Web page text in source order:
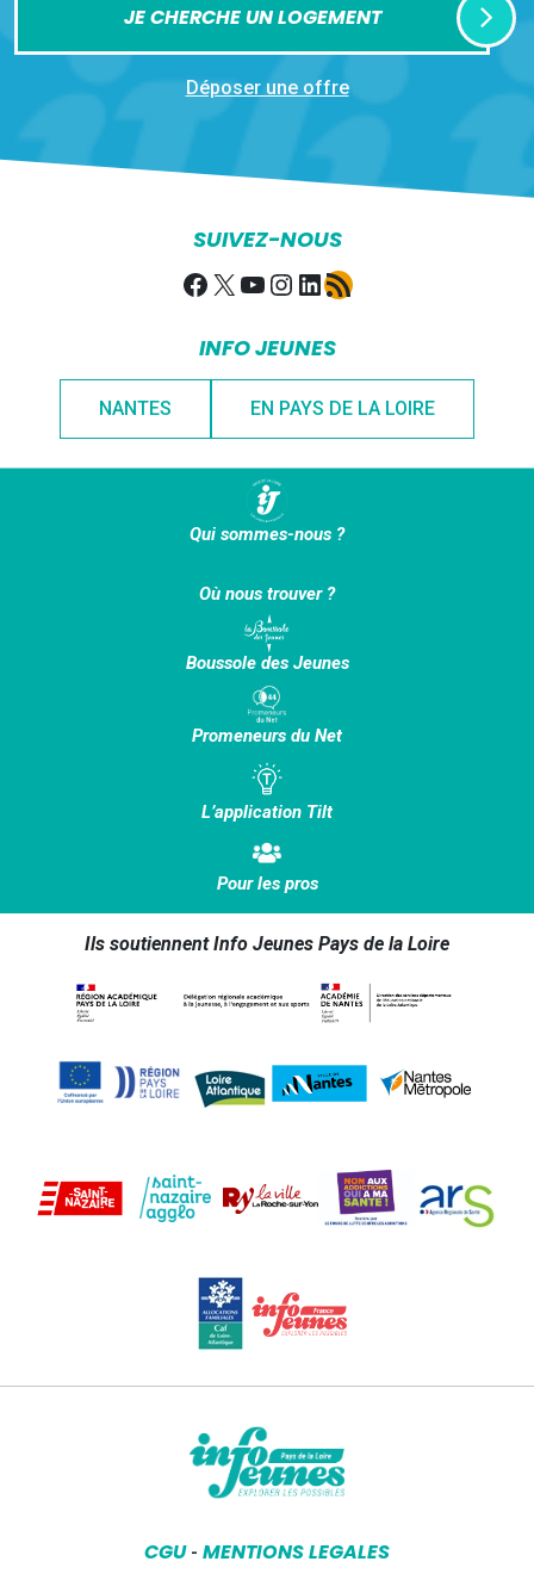
JE CHERCHE UN LOGEMENT
Déposer une offre
SUIVEZ-NOUS
Facebook
X YouTube
Instagram
LinkedIn
Flux RSS
INFO JEUNES
NANTES EN PAYS DE LA LOIRE
Qui sommes-nous ?
Où nous trouver ?
Boussole des Jeunes
Promeneurs du Net
L’application Tilt
Pour les pros
Ils soutiennent Info Jeunes Pays de la Loire
CGU- MENTIONS LEGALES